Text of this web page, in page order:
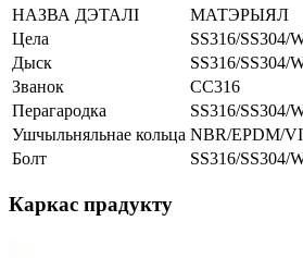
НАЗВА ДЭТАЛІ
МАТЭРЫЯЛ
Цела
SS316/SS304/
Дыск
SS316/SS304/
Званок
СС316
Перагародка
SS316/SS304/
Ушчыльняльнае кольца NBR/EPDM/
Болт
SS316/SS304/
Каркас прадукту